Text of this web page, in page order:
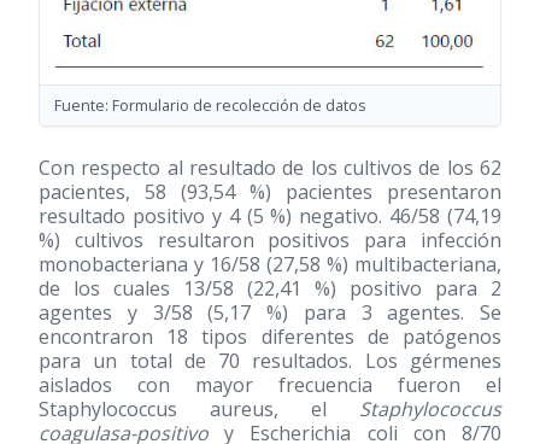
Fuente: Formulario de recolección de datos
Con respecto al resultado de los cultivos de los 62
pacientes, 58 (93,54 %) pacientes presentaron
resultado positivo y 4 (5 %) negativo. 46/58 (74,19
%) cultivos resultaron positivos para infección
monobacteriana y 16/58 (27,58 %) multibacteriana,
de los cuales 13/58 (22,41 %) positivo para 2
agentes y 3/58 (5,17 %) para 3 agentes. Se
encontraron 18 tipos diferentes de patógenos
para un total de 70 resultados. Los gérmenes
aislados con mayor frecuencia fueron el
Staphylococcus aureus, el Staphylococcus
coagulasa-positivo y Escherichia coli con 8/70